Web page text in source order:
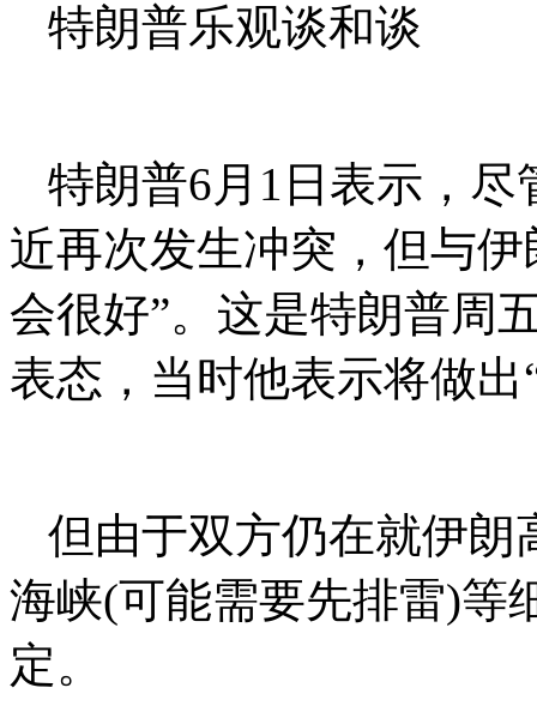
特朗普乐观谈和谈
特朗普6月1日表示，
近再次发生冲突，但与
会很好”。这是特朗普周
表态，当时他表示将做出
但由于双方仍在就伊朗
海峡(可能需要先排雷)等
定。